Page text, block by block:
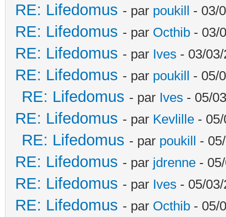
RE: Lifedomus - par poukill - 03/
RE: Lifedomus - par Octhib - 03/
RE: Lifedomus - par Ives - 03/
RE: Lifedomus - par poukill - 05/
RE: Lifedomus - par Ives - 05/
RE: Lifedomus - par Kevlille -
RE: Lifedomus - par poukill -
RE: Lifedomus - par jdrenne -
RE: Lifedomus - par Ives - 05/
RE: Lifedomus - par Octhib - 05/